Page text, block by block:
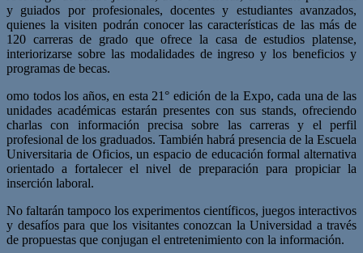
y guiados por profesionales, docentes y estudiantes avanzados,
quienes la visiten podrán conocer las características de las más de
120 carreras de grado que ofrece la casa de estudios platense,
interiorizarse sobre las modalidades de ingreso y los beneficios y
programas de becas.
omo todos los años, en esta 21° edición de la Expo, cada una de las
unidades académicas estarán presentes con sus stands, ofreciendo
charlas con información precisa sobre las carreras y el perfil
profesional de los graduados. También habrá presencia de la Escuela
Universitaria de Oficios, un espacio de educación formal alternativa
orientado a fortalecer el nivel de preparación para propiciar la
inserción laboral.
No faltarán tampoco los experimentos científicos, juegos interactivos
y desafíos para que los visitantes conozcan la Universidad a través
de propuestas que conjugan el entretenimiento con la información.